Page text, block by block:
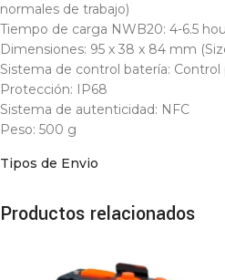
normales de trabajo)
Tiempo de carga NWB20: 4-6.5
Dimensiones: 95 x 38 x 84 mm
Sistema de control batería: Control
Protección: IP68
Sistema de autenticidad: NFC
Peso: 500 g
Tipos de Envio
Productos relacionados